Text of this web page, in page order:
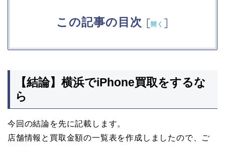
この記事の目次 [開く ]
【結論】横浜でiPhone買取をするな
ら
今回の結論を先に記載します。
店舗情報と買取金額の一覧表を作成しましたので、ご